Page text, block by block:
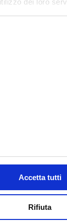
Accetta tutti
Rifiuta
Di Fano|Feb 23,
realizzato dall’